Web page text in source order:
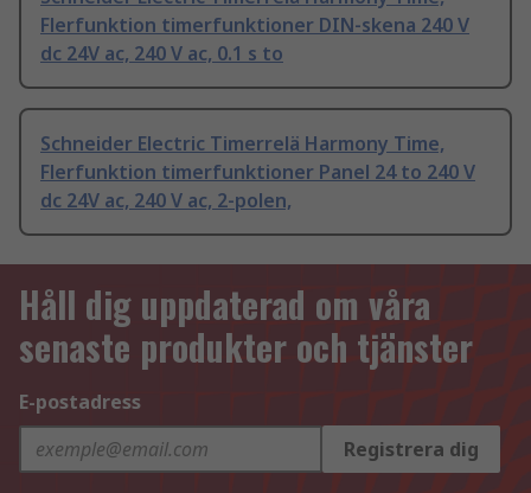
Flerfunktion timerfunktioner DIN-skena 240 V
dc 24V ac, 240 V ac, 0.1 s to
Schneider Electric Timerrelä Harmony Time,
Flerfunktion timerfunktioner Panel 24 to 240 V
dc 24V ac, 240 V ac, 2-polen,
Håll dig uppdaterad om våra
senaste produkter och tjänster
E-postadress
Registrera dig